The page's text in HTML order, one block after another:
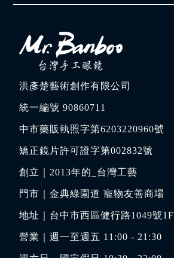
洪彥楚藝術創作有限公司
統一編號 90860711
中市藥販執照字第6203220960號
矯正鏡片許可證字第002832號
創立｜2013年的_台灣工藝
門市｜金典綠園道 寵物友善商場
地址｜ 台中市西區健行路1049號1F
營業｜週一至週五 11:00 - 21:30